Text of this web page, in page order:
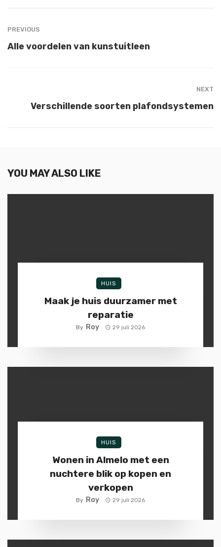
PREVIOUS
Alle voordelen van kunstuitleen
NEXT
Verschillende soorten plafondsystemen
YOU MAY ALSO LIKE
HUIS
Maak je huis duurzamer met
reparatie
By Roy 29 juli 2026
HUIS
Wonen in Almelo met een
nuchtere blik op kopen en
verkopen
By Roy 29 juli 2026